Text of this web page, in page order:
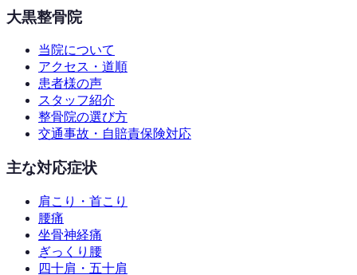
大黒整骨院
当院について
アクセス・道順
患者様の声
スタッフ紹介
整骨院の選び方
交通事故・自賠責保険対応
主な対応症状
肩こり・首こり
腰痛
坐骨神経痛
ぎっくり腰
四十肩・五十肩